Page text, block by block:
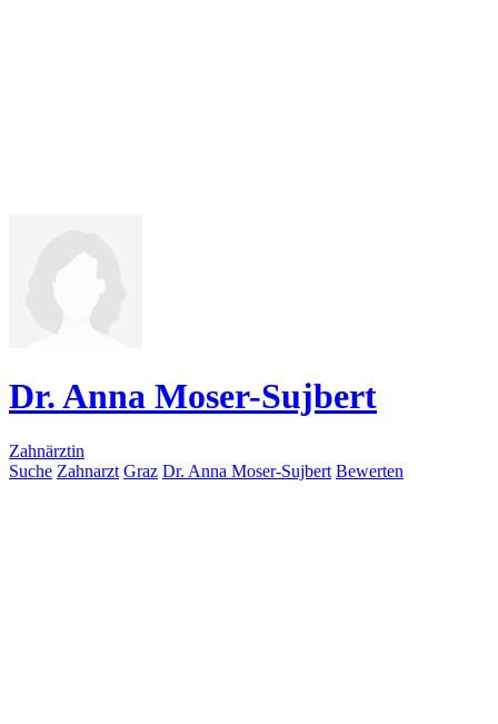
Dr. Anna Moser-Sujbert
Zahnärztin
Suche Zahnarzt Graz Dr. Anna Moser-Sujbert Bewerten